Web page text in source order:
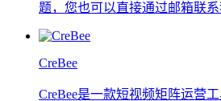
题，您也可以直接通过邮箱联系
CreBee
CreBee是一款短视频矩阵运营